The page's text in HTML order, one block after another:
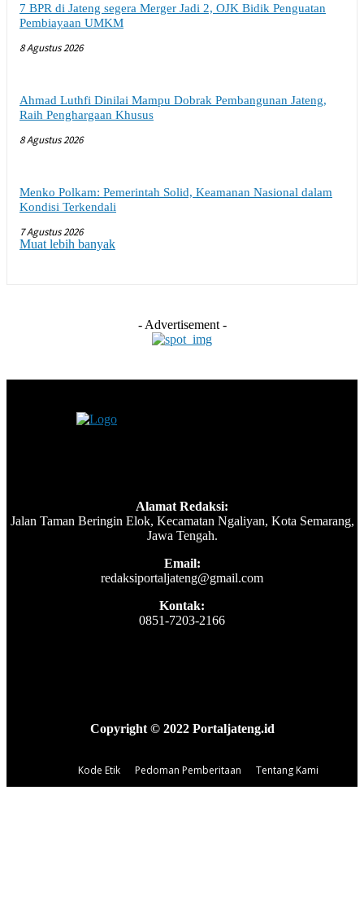
7 BPR di Jateng segera Merger Jadi 2, OJK Bidik Penguatan
Pembiayaan UMKM
8 Agustus 2026
Ahmad Luthfi Dinilai Mampu Dobrak Pembangunan Jateng,
Raih Penghargaan Khusus
8 Agustus 2026
Menko Polkam: Pemerintah Solid, Keamanan Nasional dalam
Kondisi Terkendali
7 Agustus 2026
Muat lebih banyak
- Advertisement -
Alamat Redaksi:
Jalan Taman Beringin Elok, Kecamatan Ngaliyan, Kota Semarang,
Jawa Tengah.
Email:
redaksiportaljateng@gmail.com
Kontak:
0851-7203-2166
Copyright © 2022 Portaljateng.id
Kode Etik Pedoman Pemberitaan Tentang Kami